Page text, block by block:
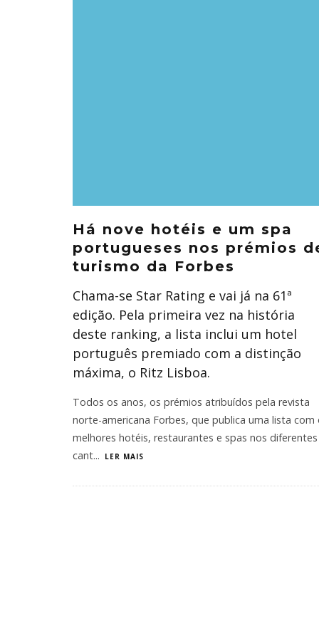
Há nove hotéis e um spa
portugueses nos prémios
turismo da Forbes
Chama-se Star Rating e vai já na 61ª
edição. Pela primeira vez na história
deste ranking, a lista inclui um hotel
português premiado com a distinção
máxima, o Ritz Lisboa.
​Todos os anos, os prémios atribuídos pela revista
norte-americana Forbes, que publica uma lista com
melhores hotéis, restaurantes e spas nos diferentes
cant... LER MAIS